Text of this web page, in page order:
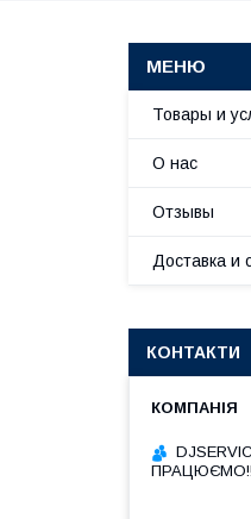
Товары и
О нас
Отзывы
Доставка и
КОНТАКТИ
ПРАЦЮЄМО!!!